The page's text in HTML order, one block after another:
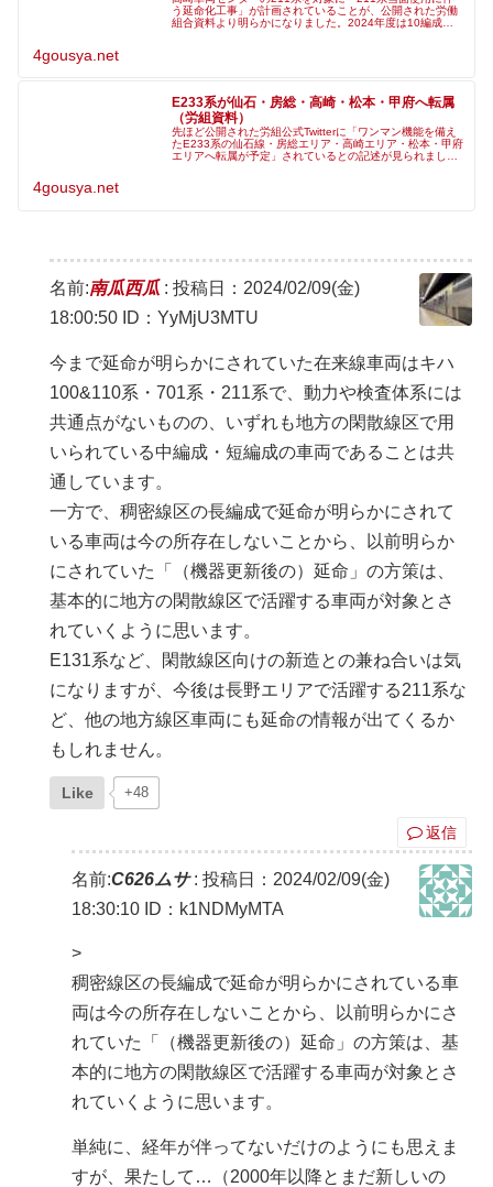
う延命化工事」が計画されていることが、公開された労働
組合資料より明らかになりました。2024年度は10編成が
4gousya.net
E233系が仙石・房総・高崎・松本・甲府へ転属
（労組資料）
先ほど公開された労組公式Twitterに「ワンマン機能を備え
たE233系の仙石線・房総エリア・高崎エリア・松本・甲府
エリアへ転属が予定」されているとの記述が見られまし
4gousya.net
名前:南瓜西瓜 : 投稿日：2024/02/09(金)
18:00:50 ID：YyMjU3MTU
今まで延命が明らかにされていた在来線車両はキハ
100&110系・701系・211系で、動力や検査体系には
共通点がないものの、いずれも地方の閑散線区で用
いられている中編成・短編成の車両であることは共
通しています。
一方で、稠密線区の長編成で延命が明らかにされて
いる車両は今の所存在しないことから、以前明らか
にされていた「（機器更新後の）延命」の方策は、
基本的に地方の閑散線区で活躍する車両が対象とさ
れていくように思います。
E131系など、閑散線区向けの新造との兼ね合いは気
になりますが、今後は長野エリアで活躍する211系な
ど、他の地方線区車両にも延命の情報が出てくるか
もしれません。
Like +48
返信
名前:C626ムサ: 投稿日：2024/02/09(金)
18:30:10 ID：k1NDMyMTA
>
稠密線区の長編成で延命が明らかにされている車
両は今の所存在しないことから、以前明らかにさ
れていた「（機器更新後の）延命」の方策は、基
本的に地方の閑散線区で活躍する車両が対象とさ
れていくように思います。
単純に、経年が伴ってないだけのようにも思えま
すが、果たして…（2000年以降とまだ新しいの